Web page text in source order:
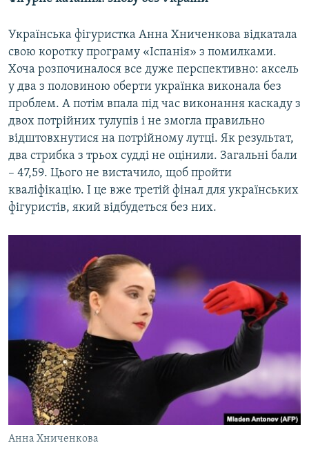
Українська фігуристка Анна Хниченкова відкатала
свою коротку програму «Іспанія» з помилками.
Хоча розпочиналося все дуже перспективно: аксель
у два з половиною оберти українка виконала без
проблем. А потім впала під час виконання каскаду з
двох потрійних тулупів і не змогла правильно
відштовхнутися на потрійному лутці. Як результат,
два стрибка з трьох судді не оцінили. Загальні бали
– 47,59. Цього не вистачило, щоб пройти
кваліфікацію. І це вже третій фінал для українських
фігуристів, який відбудеться без них.
Анна Хниченкова